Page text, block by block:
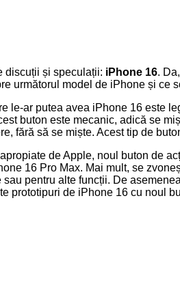
discuții și speculații: iPhone 16.
următorul model de iPhone și ce
le-ar putea avea iPhone 16 este
buton este mecanic, adică se
fără să se miște. Acest tip de
apropiate de Apple, noul buton de
16 Pro Max. Mai mult, se
pentru alte funcții. De
prototipuri de iPhone 16 cu noul